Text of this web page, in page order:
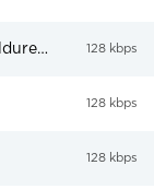
Kaniza ft Elvin Mirzezade — Hesret oldurer meni 128 kbps
128 kbps
128 kbps